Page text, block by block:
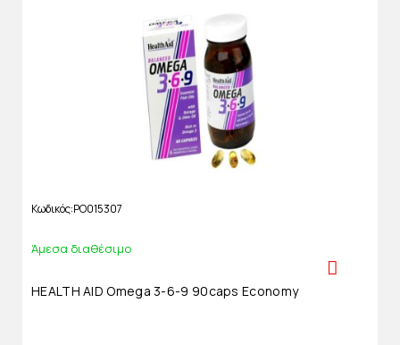
Κωδικός PO015307
Άμεσα διαθέσιμο
HEALTH AID Omega 3-6-9 90caps Economy